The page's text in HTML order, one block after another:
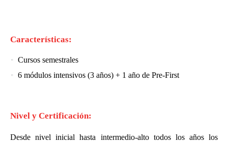
Características:
Cursos semestrales
6 módulos intensivos (3 años) + 1 año de Pre-First
Nivel y Certificación:
Desde nivel inicial hasta intermedio-alto todos los años los